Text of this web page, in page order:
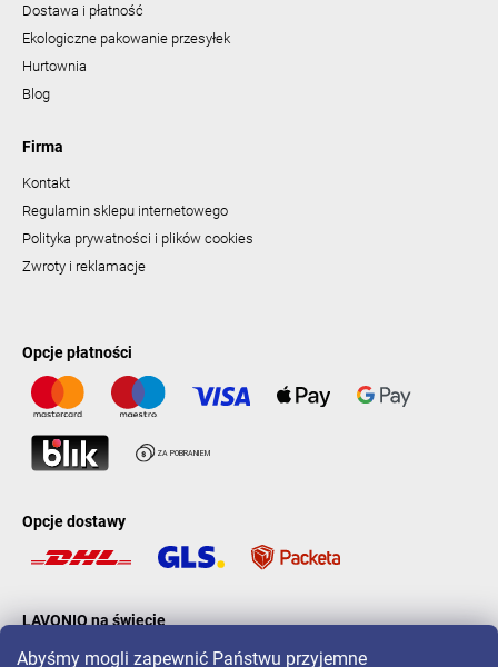
Abyśmy mogli zapewnić Państwu przyjemne
Dostawa i płatność
Ekologiczne pakowanie przesyłek
Hurtownia
Blog
Firma
Kontakt
Regulamin sklepu internetowego
Polityka prywatności i plików cookies
Zwroty i reklamacje
Opcje płatności
Opcje dostawy
LAVONIO na świecie